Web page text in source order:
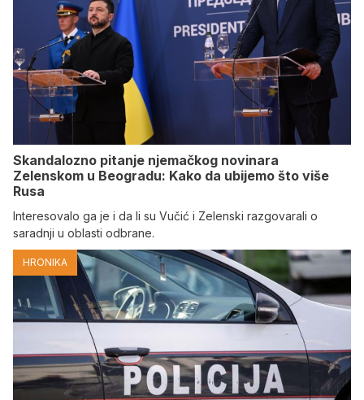
Skandalozno pitanje njemačkog novinara
Zelenskom u Beogradu: Kako da ubijemo što više
Rusa
Interesovalo ga je i da li su Vučić i Zelenski razgovarali o
saradnji u oblasti odbrane.
HRONIKA